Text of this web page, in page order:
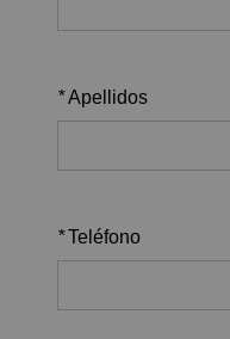
*Apellidos
*Teléfono